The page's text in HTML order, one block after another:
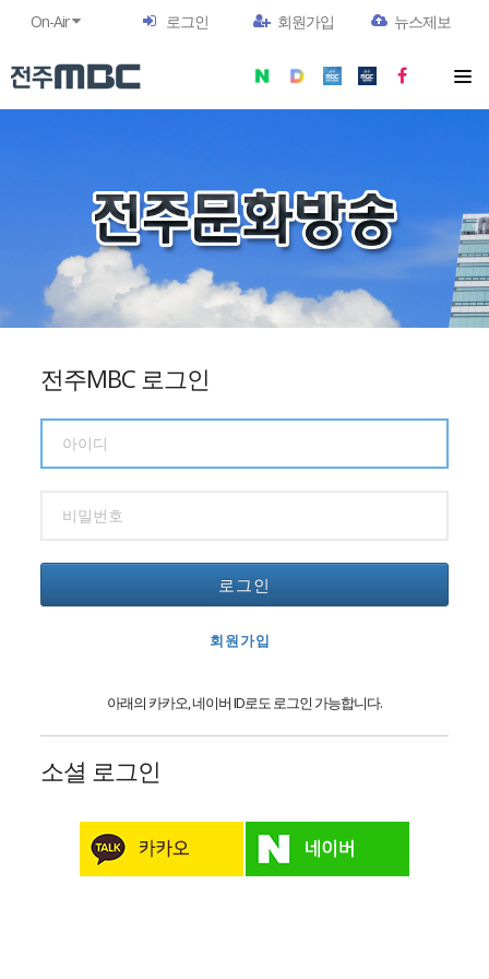
On-Air 로그인 회원가입 뉴스제보
전주MBC 로그인
로그인
회원가입
아래의 카카오, 네이버 ID로도 로그인 가능합니다.
소셜 로그인